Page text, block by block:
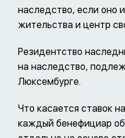
наследство, если оно
жительства и центр
Резидентство
на наследство,
Люксембурге.
Что касается ставок
каждый бенефициар